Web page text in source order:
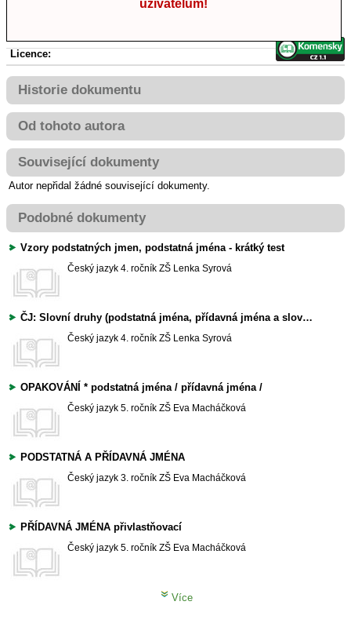
uživatelům!
Licence:
Historie dokumentu
Od tohoto autora
Související dokumenty
Autor nepřidal žádné související dokumenty.
Podobné dokumenty
Vzory podstatných jmen, podstatná jména - krátký test
Český jazyk 4. ročník ZŠ Lenka Syrová
ČJ: Slovní druhy (podstatná jména, přídavná jména a slovesa)
Český jazyk 4. ročník ZŠ Lenka Syrová
OPAKOVÁNÍ * podstatná jména / přídavná jména /
Český jazyk 5. ročník ZŠ Eva Macháčková
PODSTATNÁ A PŘÍDAVNÁ JMÉNA
Český jazyk 3. ročník ZŠ Eva Macháčková
PŘÍDAVNÁ JMÉNA přivlastňovací
Český jazyk 5. ročník ZŠ Eva Macháčková
Více